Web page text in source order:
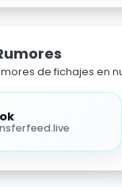
de fichajes en